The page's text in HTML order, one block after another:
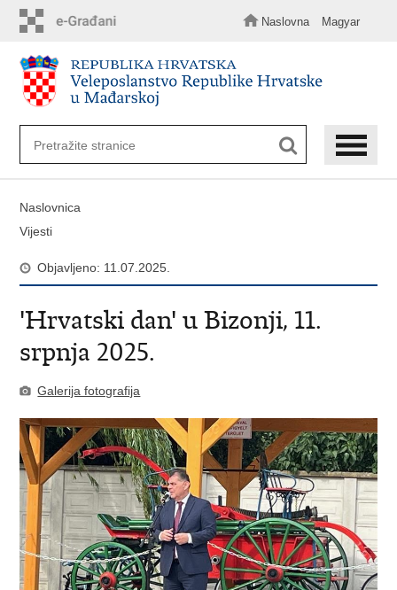
sadržaj
Naslovna Magyar
Naslovnica
Vijesti
Objavljeno: 11.07.2025.
'Hrvatski dan' u Bizonji, 11.
srpnja 2025.
Galerija fotografija